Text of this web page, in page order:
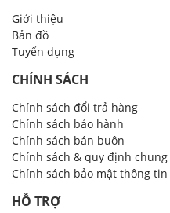
Giới thiệu
Bản đồ
Tuyển dụng
CHÍNH SÁCH
Chính sách đổi trả hàng
Chính sách bảo hành
Chính sách bán buôn
Chính sách & quy định chung
Chính sách bảo mật thông tin
HỖ TRỢ